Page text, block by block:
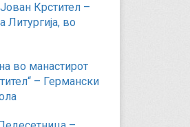
Крстител –
Литургија, во
во манастирот
– Германски